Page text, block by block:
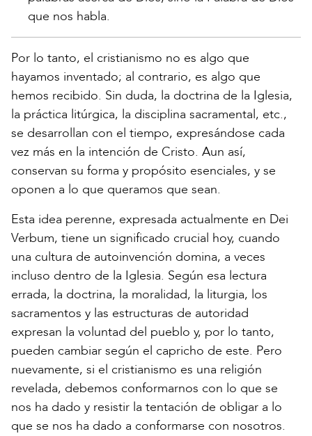
que nos habla.
Por lo tanto, el cristianismo no es algo que
hayamos inventado; al contrario, es algo que
hemos recibido. Sin duda, la doctrina de la Iglesia,
la práctica litúrgica, la disciplina sacramental, etc.,
se desarrollan con el tiempo, expresándose cada
vez más en la intención de Cristo. Aun así,
conservan su forma y propósito esenciales, y se
oponen a lo que queramos que sean.
Esta idea perenne, expresada actualmente en Dei
Verbum, tiene un significado crucial hoy, cuando
una cultura de autoinvención domina, a veces
incluso dentro de la Iglesia. Según esa lectura
errada, la doctrina, la moralidad, la liturgia, los
sacramentos y las estructuras de autoridad
expresan la voluntad del pueblo y, por lo tanto,
pueden cambiar según el capricho de este. Pero
nuevamente, si el cristianismo es una religión
revelada, debemos conformarnos con lo que se
nos ha dado y resistir la tentación de obligar a lo
que se nos ha dado a conformarse con nosotros.